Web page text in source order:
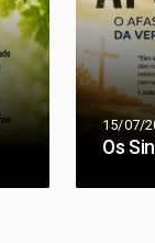
15/07/
Os